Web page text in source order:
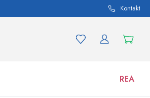
Kontakt
REA